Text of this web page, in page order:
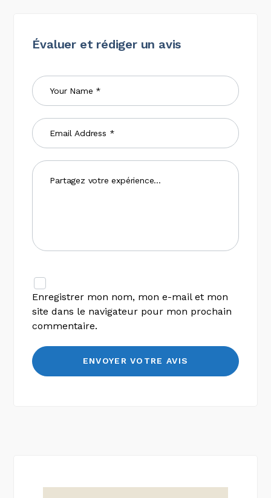
Évaluer et rédiger un avis
Enregistrer mon nom, mon e-mail et mon
site dans le navigateur pour mon prochain
commentaire.